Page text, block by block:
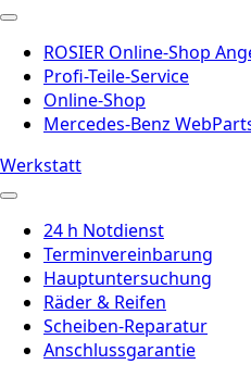
ROSIER Online-Shop
Profi-Teile-Service
Online-Shop
Mercedes-Benz
Werkstatt
24 h Notdienst
Terminvereinbarung
Hauptuntersuchung
Räder & Reifen
Scheiben-Reparatur
Anschlussgarantie